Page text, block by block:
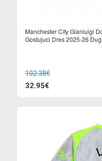
Manchester City Gianluigi
Gostujuci Dres 2025-26
102.38€
32.95€